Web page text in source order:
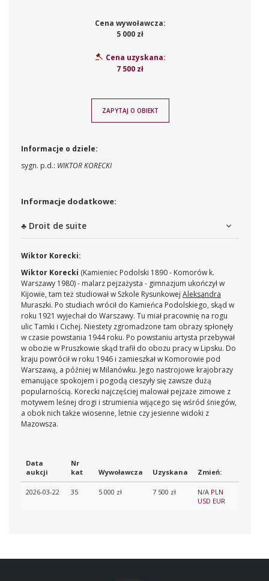
Cena wywoławcza:
5 000 zł
Cena uzyskana:
7 500 zł
ZAPYTAJ O OBIEKT
Informacje o dziele:
sygn. p.d.: WIKTOR KORECKI
Informacje dodatkowe:
♣ Droit de suite
Wiktor Korecki:
Wiktor Korecki (Kamieniec Podolski 1890 - Komorów k.
Warszawy 1980) - malarz pejzażysta - gimnazjum ukończył w
Kijowie, tam też studiował w Szkole Rysunkowej Aleksandra
Muraszki. Po studiach wrócił do Kamieńca Podolskiego, skąd w
roku 1921 wyjechał do Warszawy. Tu miał pracownię na rogu
ulic Tamki i Cichej. Niestety zgromadzone tam obrazy spłonęły
w czasie powstania 1944 roku. Po powstaniu artysta przebywał
w obozie w Pruszkowie skąd trafił do obozu pracy w Lipsku. Do
kraju powrócił w roku 1946 i zamieszkał w Komorowie pod
Warszawą, a później w Milanówku. Jego nastrojowe krajobrazy
emanujące spokojem i pogodą cieszyły się zawsze dużą
popularnością. Korecki najczęściej malował pejzaże zimowe z
motywem leśnej drogi i strumienia wijącego się wśród śniegów,
a obok nich także wiosenne, letnie czy jesienne widoki z
Mazowsza.
Data
aukcji
Nr
kat
Wywoławcza Uzyskana Zmień:
2026-03-22 35 5 000 zł 7 500 zł N/A PLN
USD EUR